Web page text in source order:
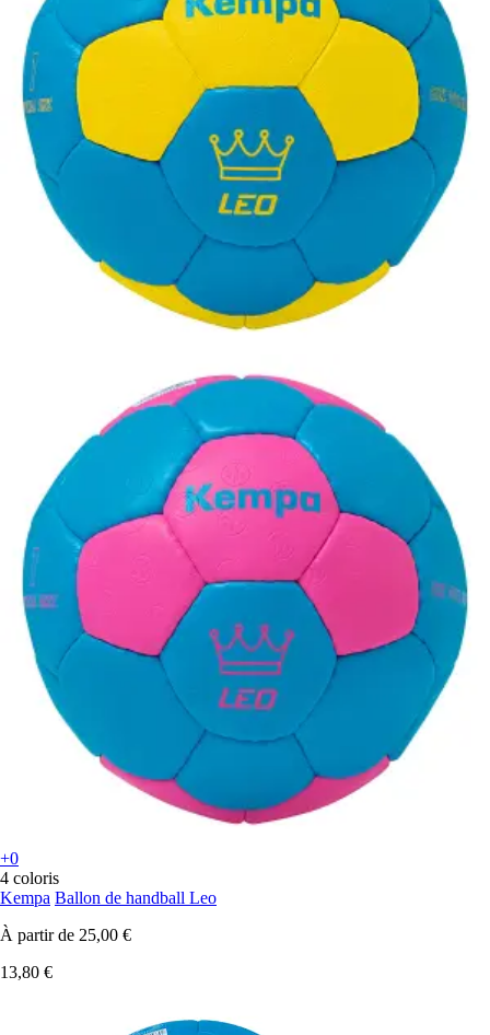
+0
4 coloris
Kempa Ballon de handball Leo
À partir de 25,00 €
13,80 €